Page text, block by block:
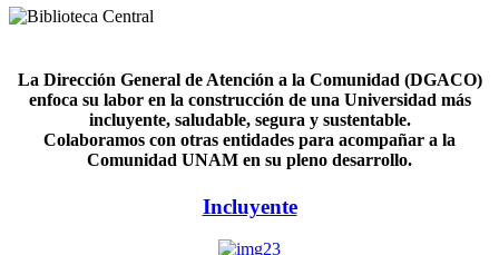
La Dirección General de Atención a la Comunidad (DGACO)
enfoca su labor en la construcción de una Universidad más
incluyente, saludable, segura y sustentable.
Colaboramos con otras entidades para acompañar a la
Comunidad UNAM en su pleno desarrollo.
Incluyente